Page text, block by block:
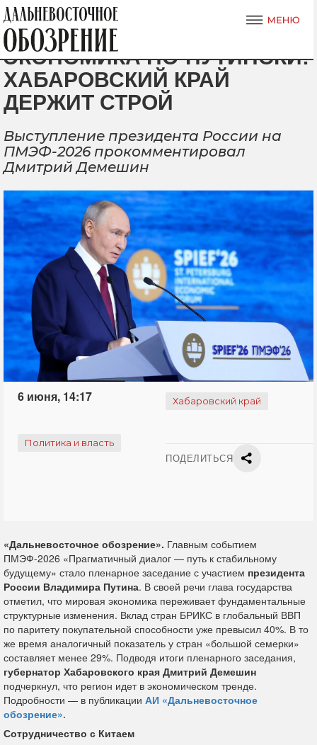
ЭКОНОМИКА ПО-ПУТИНСКИ:
ХАБАРОВСКИЙ КРАЙ
ДЕРЖИТ СТРОЙ
Выступление президента России на
ПМЭФ-2026 прокомментировал
Дмитрий Демешин
6 июня, 14:17 Хабаровский край
Политика и власть
ПОДЕЛИТЬСЯ
«Дальневосточное обозрение». Главным событием
ПМЭФ-2026 «Прагматичный диалог — путь к стабильному
будущему» стало пленарное заседание с участием президента
России Владимира Путина. В своей речи глава государства
отметил, что мировая экономика переживает фундаментальные
структурные изменения. Вклад стран БРИКС в глобальный ВВП
по паритету покупательной способности уже превысил 40%. В то
же время аналогичный показатель у стран «большой семерки»
составляет менее 29%. Подводя итоги пленарного заседания,
губернатор Хабаровского края Дмитрий Демешин
подчеркнул, что регион идет в экономическом тренде.
Подробности — в публикации АИ «Дальневосточное
обозрение».
Сотрудничество с Китаем